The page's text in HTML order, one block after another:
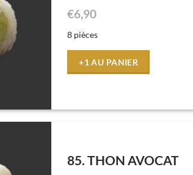
€6,90
8 pièces
+1 AU PANIER
85. THON AVOCAT